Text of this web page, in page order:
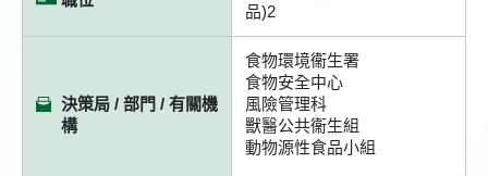
品)2
決策局 / 部門 / 有關機
構
食物環境衞生署
食物安全中心
風險管理科
獸醫公共衞生組
動物源性食品小組